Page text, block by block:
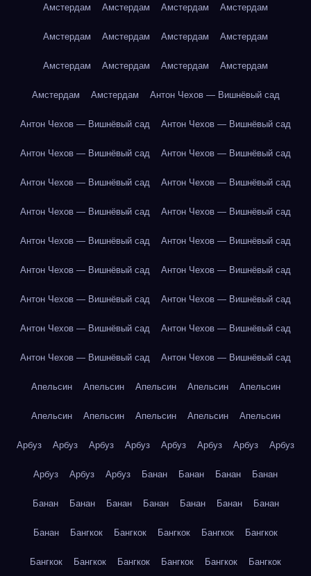
Амстердам Амстердам Амстердам Амстердам
Амстердам Амстердам Амстердам Амстердам
Амстердам Амстердам Амстердам Амстердам
Амстердам Амстердам Антон Чехов — Вишнёвый сад
Антон Чехов — Вишнёвый сад Антон Чехов — Вишнёвый сад
Антон Чехов — Вишнёвый сад Антон Чехов — Вишнёвый сад
Антон Чехов — Вишнёвый сад Антон Чехов — Вишнёвый сад
Антон Чехов — Вишнёвый сад Антон Чехов — Вишнёвый сад
Антон Чехов — Вишнёвый сад Антон Чехов — Вишнёвый сад
Антон Чехов — Вишнёвый сад Антон Чехов — Вишнёвый сад
Антон Чехов — Вишнёвый сад Антон Чехов — Вишнёвый сад
Антон Чехов — Вишнёвый сад Антон Чехов — Вишнёвый сад
Антон Чехов — Вишнёвый сад Антон Чехов — Вишнёвый сад
Апельсин Апельсин Апельсин Апельсин Апельсин
Апельсин Апельсин Апельсин Апельсин Апельсин
Арбуз Арбуз Арбуз Арбуз Арбуз Арбуз Арбуз Арбуз
Арбуз Арбуз Арбуз Банан Банан Банан Банан
Банан Банан Банан Банан Банан Банан Банан
Банан Бангкок Бангкок Бангкок Бангкок Бангкок
Бангкок Бангкок Бангкок Бангкок Бангкок Бангкок